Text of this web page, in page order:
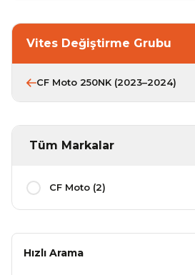
Vites Değiştirme Grubu
CF Moto 250NK (2023–2024)
Tüm Markalar
CF Moto (2)
Hızlı Arama